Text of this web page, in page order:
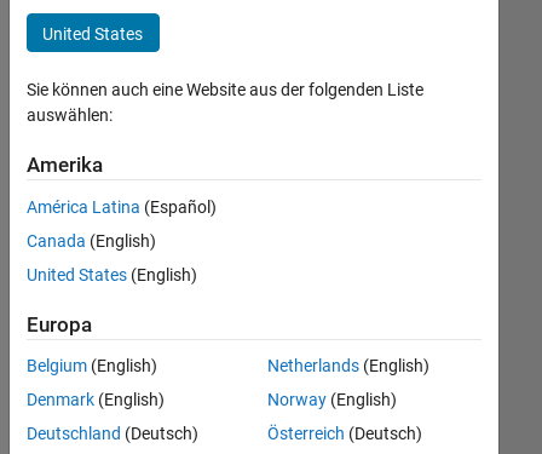
Praktika
Programm für Berufseinsteiger (EDG)
Advanced Support
Information Technology
Technical Writing
+4
Derzeit
es
keine
offenen
Stellen,
Ihren
Suchkriterien
entsprechen.
können
United States
Sie können auch eine Website aus der folgenden Liste
auswählen:
Amerika
América Latina (Español)
Canada (English)
United States (English)
Europa
Belgium (English)
Denmark (English)
Deutschland (Deutsch)
Netherlands(English)
Norway(English)
Österreich (Deutsch)